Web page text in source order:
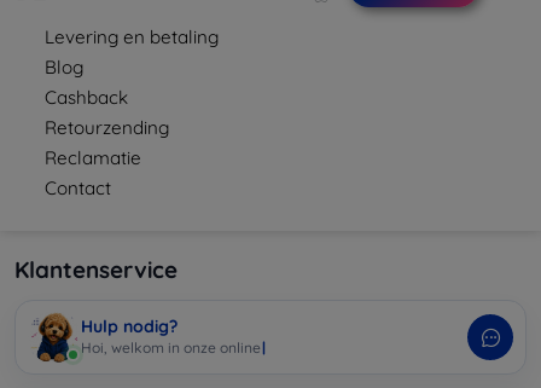
Levering en betaling
Blog
Cashback
Retourzending
Reclamatie
Contact
Klantenservice
Hulp nodig?
Ik ben|